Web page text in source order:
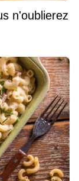
n'oublierez